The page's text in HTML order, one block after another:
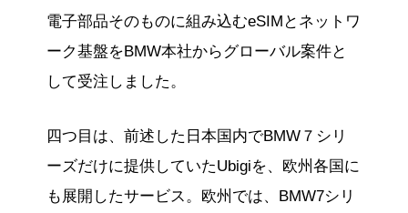
電子部品そのものに組み込むeSIMとネットワ
ーク基盤をBMW本社からグローバル案件と
して受注しました。
四つ目は、前述した日本国内でBMW７シリ
ーズだけに提供していたUbigiを、欧州各国に
も展開したサービス。欧州では、BMW7シリ